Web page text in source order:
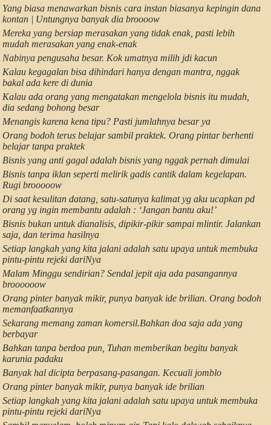
Yang biasa menawarkan bisnis cara instan biasanya kepingin dana
kontan | Untungnya banyak dia broooow
Mereka yang bersiap merasakan yang tidak enak, pasti lebih
mudah merasakan yang enak-enak
Nabinya pengusaha besar. Kok umatnya milih jdi kacun
Kalau kegagalan bisa dihindari hanya dengan mantra, nggak
bakal ada kere di dunia
Kalau ada orang yang mengatakan mengelola bisnis itu mudah,
dia sedang bohong besar
Menangis karena kena tipu? Pasti jumlahnya besar ya
Orang bodoh terus belajar sambil praktek. Orang pintar berhenti
belajar tanpa praktek
Bisnis yang anti gagal adalah bisnis yang nggak pernah dimulai
Bisnis tanpa iklan seperti melirik gadis cantik dalam kegelapan.
Rugi brooooow
Di saat kesulitan datang, satu-satunya kalimat yg aku ucapkan pd
orang yg ingin membantu adalah : ‘Jangan bantu aku!’
Bisnis bukan untuk dianalisis, dipikir-pikir sampai mlintir. Jalankan
saja, dan terima hasilnya
Setiap langkah yang kita jalani adalah satu upaya untuk membuka
pintu-pintu rejeki dariNya
Malam Minggu sendirian? Sendal jepit aja ada pasangannya
broooooow
Orang pinter banyak mikir, punya banyak ide brilian. Orang bodoh
memanfaatkannya
Sekarang memang zaman komersil.Bahkan doa saja ada yang
berbayar
Bahkan tanpa berdoa pun, Tuhan memberikan begitu banyak
karunia padaku
Banyak hal dicipta berpasang-pasangan. Kecuali jomblo
Orang pinter banyak mikir, punya banyak ide brilian
Setiap langkah yang kita jalani adalah satu upaya untuk membuka
pintu-pintu rejeki dariNya